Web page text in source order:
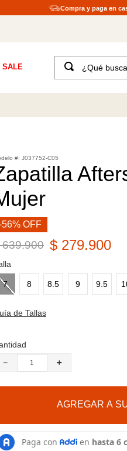
Compra y paga en
SALE
¿Qué buscas?
: J037752-C05
56% OFF
639.900 $ 279.900
7 8 8.5 9 9.5
de Tallas
＋
－
AGREGAR A